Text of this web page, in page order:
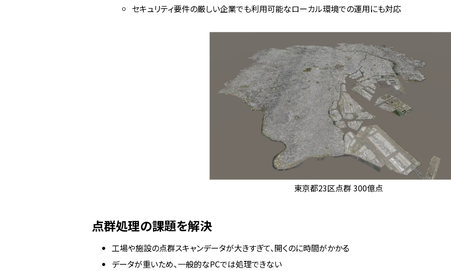
セキュリティ要件の厳しい企業でも利用可能なローカル環境での運用にも対応
東京都23区点群 300億点
点群処理の課題を解決
工場や施設の点群スキャンデータが大きすぎて、開くのに時間がかかる
データが重いため、一般的なPCでは処理できない